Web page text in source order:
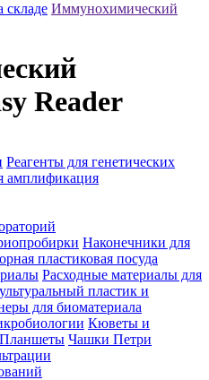
складе Иммунохимический
Reader
Реагенты для генетических
амплификация
Наконечники для
пластиковая посуда
Расходные материалы для
пластик и
для биоматериала
Кюветы и
Планшеты Чашки Петри